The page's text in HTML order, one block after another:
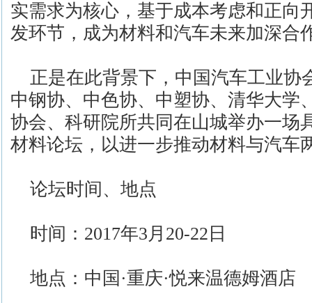
实需求为核心，基于成本考虑和正向
发环节，成为材料和汽车未来加深合
正是在此背景下，中国汽车工业协
中钢协、中色协、中塑协、清华大学
协会、科研院所共同在山城举办一场
材料论坛，以进一步推动材料与汽车
论坛时间、地点
时间：2017年3月20-22日
地点：中国·重庆·悦来温德姆酒店